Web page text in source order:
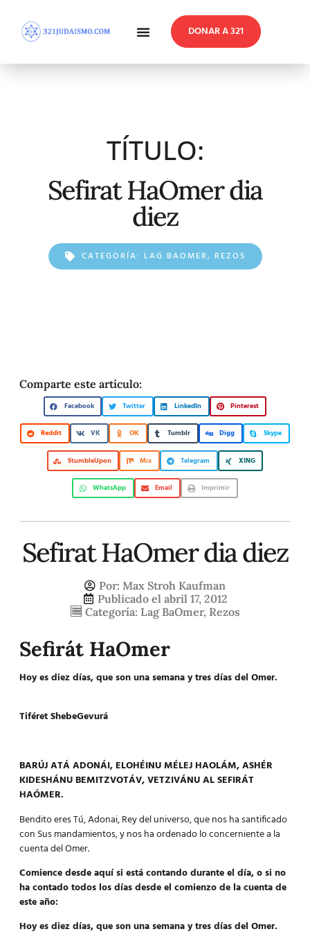
DONAR A 321
TÍTULO:
Sefirat HaOmer dia
diez
CATEGORÍA: LAG BAOMER, REZOS
Comparte este artículo:
Facebook Twitter LinkedIn Pinterest
Reddit VK OK Tumblr Digg Skype
StumbleUpon Mix Telegram XING
WhatsApp Email Imprimir
Sefirat HaOmer dia diez
Por: Max Stroh Kaufman
Publicado el abril 17, 2012
Categoría: Lag BaOmer, Rezos
Sefirát HaOmer
Hoy es diez días, que son una semana y tres días del Omer.
Tiféret ShebeGevurá
BARÚJ ATÁ ADONÁI, ELOHÉINU MÉLEJ HAOLÁM, ASHÉR
KIDESHÁNU BEMITZVOTÁV, VETZIVÁNU AL SEFIRÁT
HAÓMER.
Bendito eres Tú, Adonai, Rey del universo, que nos ha santificado
con Sus mandamientos, y nos ha ordenado lo concerniente a la
cuenta del Omer.
Comience desde aquí si está contando durante el día, o si no
ha contado todos los días desde el comienzo de la cuenta de
este año:
Hoy es diez días, que son una semana y tres días del Omer.